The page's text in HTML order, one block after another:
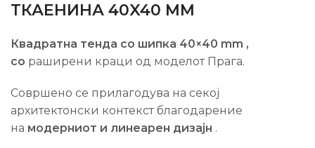
ТКАЕНИНА 40X40 MM
Квадратна тенда со шипка 40×40 mm ,
со раширени краци од моделот Прага.
Совршено се прилагодува на секој
архитектонски контекст благодарение
на модерниот и линеарен дизајн .